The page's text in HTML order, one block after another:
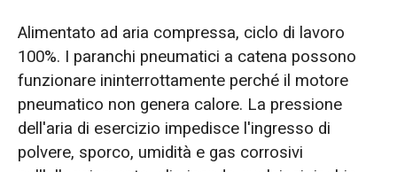
Alimentato ad aria compressa, ciclo di lavoro
100%. I paranchi pneumatici a catena possono
funzionare ininterrottamente perché il motore
pneumatico non genera calore. La pressione
dell'aria di esercizio impedisce l'ingresso di
polvere, sporco, umidità e gas corrosivi